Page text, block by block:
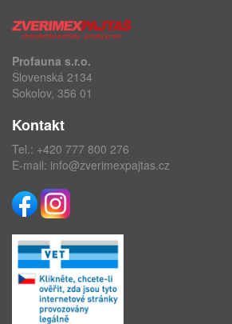
Profauna s.r.o.
Slovenská 2134
Sokolov, 356 01
Kontakt
Tel.: +420 777 800 276
E-mail: info@zverimexpajtas.cz